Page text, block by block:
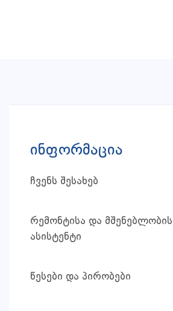
ინფორმაცია
ჩვენს შესახებ
რემონტისა და
ასისტენტი
წესები და პირობები